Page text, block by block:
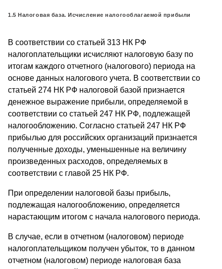
1.5 Налоговая база. Исчисление налогооблагаемой прибыли
В соответствии со статьей 313 НК РФ
налогоплательщики исчисляют налоговую базу по
итогам каждого отчетного (налогового) периода на
основе данных налогового учета. В соответствии со
статьей 274 НК РФ налоговой базой признается
денежное выражение прибыли, определяемой в
соответствии со статьей 247 НК РФ, подлежащей
налогообложению. Согласно статьей 247 НК РФ
прибылью для российских организаций признается
полученные доходы, уменьшенные на величину
произведенных расходов, определяемых в
соответствии с главой 25 НК РФ.
При определении налоговой базы прибыль,
подлежащая налогообложению, определяется
нарастающим итогом с начала налогового периода.
В случае, если в отчетном (налоговом) периоде
налогоплательщиком получен убыток, то в данном
отчетном (налоговом) периоде налоговая база